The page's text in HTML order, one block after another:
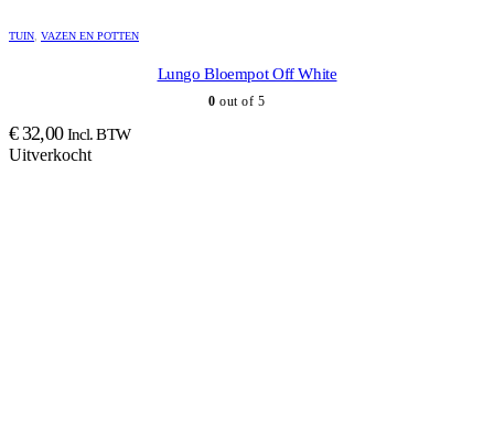
TUIN VAZEN EN POTTEN
Lungo Bloempot Off White
0 out of 5
€32,00 Incl. BTW
Uitverkocht